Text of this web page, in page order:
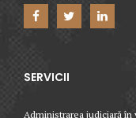
SERVICII
Administrarea judiciară